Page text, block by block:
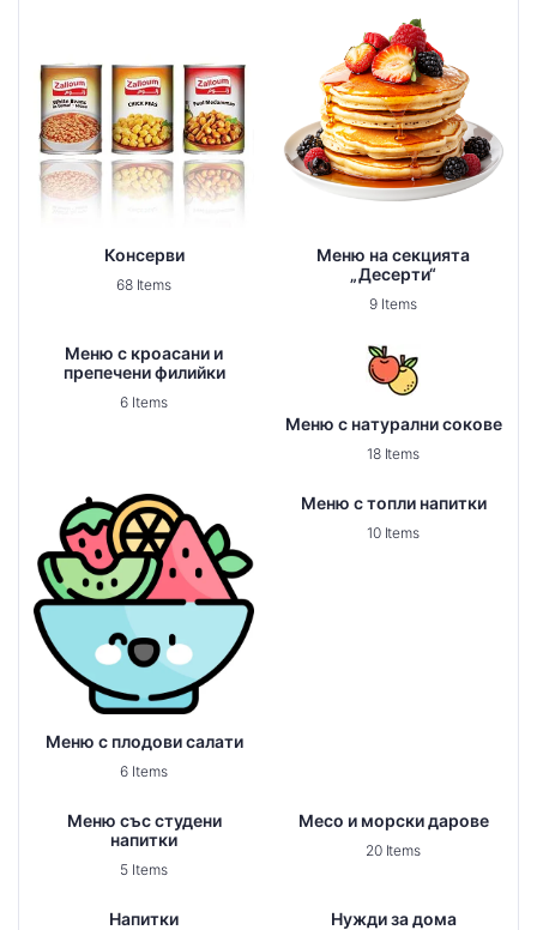
Консерви
68 Items
Меню на секцията
„Десерти“
9 Items
Меню с кроасани и
препечени филийки
6 Items
Меню с натурални сокове
18 Items
Меню с плодови салати
6 Items
Меню с топли напитки
10 Items
Меню със студени
напитки
5 Items
Месо и морски дарове
20 Items
Напитки Нужди за дома